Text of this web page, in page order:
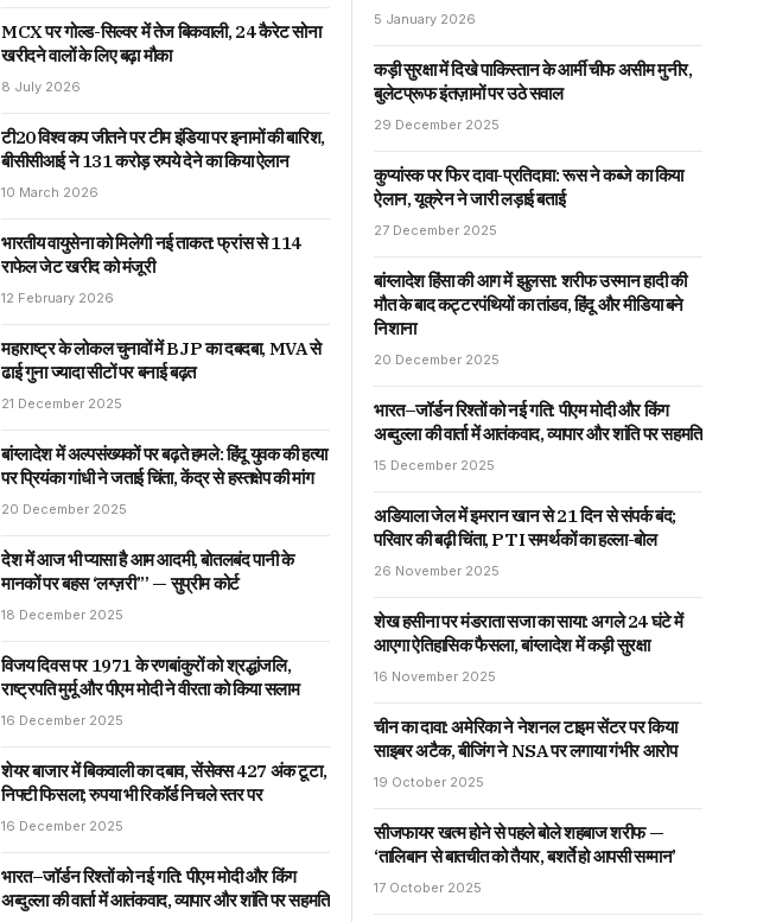
MCX पर गोल्ड-सिल्वर में तेज बिकवाली, 24 कैरेट सोना
खरीदने वालों के लिए बढ़ा मौका
8 July 2026
टी20 विश्व कप जीतने पर टीम इंडिया पर इनामों की बारिश,
बीसीसीआई ने 131 करोड़ रुपये देने का किया ऐलान
10 March 2026
भारतीय वायुसेना को मिलेगी नई ताकत: फ्रांस से 114
राफेल जेट खरीद को मंजूरी
12 February 2026
महाराष्ट्र के लोकल चुनावों में BJP का दबदबा, MVA से
ढाई गुना ज्यादा सीटों पर बनाई बढ़त
21 December 2025
बांग्लादेश में अल्पसंख्यकों पर बढ़ते हमले: हिंदू युवक की हत्या
पर प्रियंका गांधी ने जताई चिंता, केंद्र से हस्तक्षेप की मांग
20 December 2025
देश में आज भी प्यासा है आम आदमी, बोतलबंद पानी के
मानकों पर बहस ‘लग्ज़री’” — सुप्रीम कोर्ट
18 December 2025
विजय दिवस पर 1971 के रणबांकुरों को श्रद्धांजलि,
राष्ट्रपति मुर्मू और पीएम मोदी ने वीरता को किया सलाम
16 December 2025
शेयर बाजार में बिकवाली का दबाव, सेंसेक्स 427 अंक टूटा,
निफ्टी फिसला; रुपया भी रिकॉर्ड निचले स्तर पर
16 December 2025
भारत–जॉर्डन रिश्तों को नई गति: पीएम मोदी और किंग
अब्दुल्ला की वार्ता में आतंकवाद, व्यापार और शांति पर सहमति
5 January 2026
कड़ी सुरक्षा में दिखे पाकिस्तान के आर्मी चीफ असीम मुनीर,
बुलेटप्रूफ इंतज़ामों पर उठे सवाल
29 December 2025
कुप्यांस्क पर फिर दावा-प्रतिदावा: रूस ने कब्जे का किया
ऐलान, यूक्रेन ने जारी लड़ाई बताई
27 December 2025
बांग्लादेश हिंसा की आग में झुलसा: शरीफ उस्मान हादी की
मौत के बाद कट्टरपंथियों का तांडव, हिंदू और मीडिया बने
निशाना
20 December 2025
भारत–जॉर्डन रिश्तों को नई गति: पीएम मोदी और किंग
अब्दुल्ला की वार्ता में आतंकवाद, व्यापार और शांति पर सहमति
15 December 2025
अडियाला जेल में इमरान खान से 21 दिन से संपर्क बंद;
परिवार की बढ़ी चिंता, PTI समर्थकों का हल्ला-बोल
26 November 2025
शेख हसीना पर मंडराता सजा का साया: अगले 24 घंटे में
आएगा ऐतिहासिक फैसला, बांग्लादेश में कड़ी सुरक्षा
16 November 2025
चीन का दावा: अमेरिका ने नेशनल टाइम सेंटर पर किया
साइबर अटैक, बीजिंग ने NSA पर लगाया गंभीर आरोप
19 October 2025
सीजफायर खत्म होने से पहले बोले शहबाज शरीफ —
‘तालिबान से बातचीत को तैयार, बशर्ते हो आपसी सम्मान’
17 October 2025